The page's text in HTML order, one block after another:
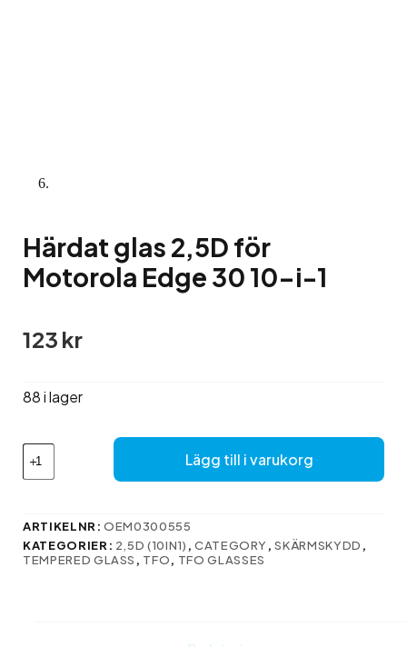
Härdat glas 2,5D för
Motorola Edge 30 10-i-1
123 kr
88 i lager
Härdat
glas
2,5D
Motorola
30
Lägg till i varukorg
ARTIKELNR:OEM0300555
KATEGORIER: 2,5D (10IN1) , CATEGORY ,SKÄRMSKYDD ,
TEMPERED GLASS , TFO, TFO GLASSES